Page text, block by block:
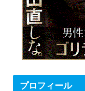
プロフィール